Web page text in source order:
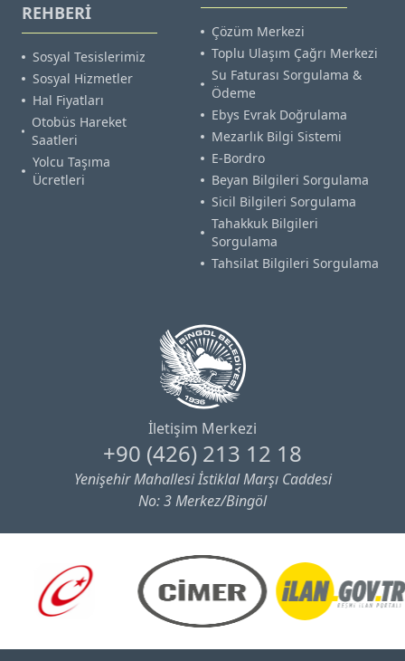
REHBERİ
Sosyal Tesislerimiz
Sosyal Hizmetler
Hal Fiyatları
Otobüs Hareket
Saatleri
Yolcu Taşıma
Ücretleri
Çözüm Merkezi
Toplu Ulaşım Çağrı Merkezi
Su Faturası Sorgulama &
Ödeme
Ebys Evrak Doğrulama
Mezarlık Bilgi Sistemi
E-Bordro
Beyan Bilgileri Sorgulama
Sicil Bilgileri Sorgulama
Tahakkuk Bilgileri
Sorgulama
Tahsilat Bilgileri Sorgulama
İletişim Merkezi
+90 (426) 213 12 18
Yenişehir Mahallesi İstiklal Marşı Caddesi
No: 3 Merkez/Bingöl